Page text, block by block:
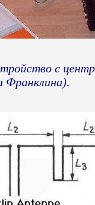
с
Франклина).